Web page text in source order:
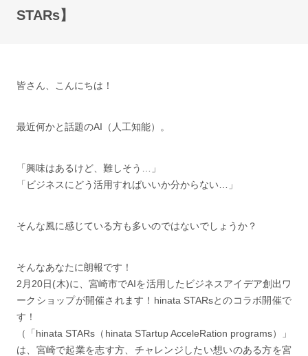
STARs】
皆さん、こんにちは！
最近何かと話題のAI（人工知能）。
「興味はあるけど、難しそう…」
「ビジネスにどう活用すればいいか分からない…」
そんな風に感じている方も多いのではないでしょうか？
そんなあなたに朗報です！
2月20日(木)に、宮崎市でAIを活用したビジネスアイデア創出ワ
ークショップが開催されます！hinata STARsとのコラボ開催で
す！
（「hinata STARs（hinata STartup AcceleRation programs）」
は、宮崎で起業を志す方、チャレンジしたい想いのある方を宮